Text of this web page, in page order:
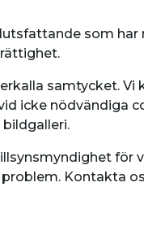
som har
samtycket. Vi
icke nödvändiga
för
Kontakta